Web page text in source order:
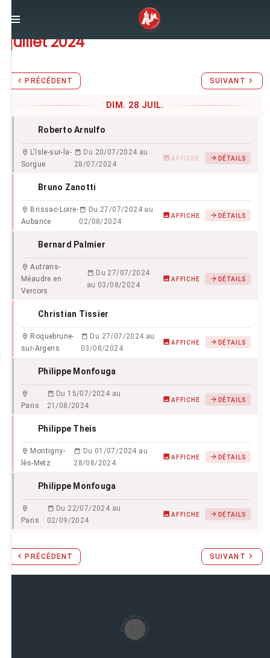
Stages d'Aïkido dudimanche 28
juillet 2024
PRÉCÉDENT SUIVANT
DIM. 28 JUIL.
Roberto Arnulfo
L'Isle-sur-la-
Sorgue
Du 20/07/2024 au
28/07/2024
AFFICHE DÉTAILS
Bruno Zanotti
Brissac-Loire-
Aubance
Du 27/07/2024 au
02/08/2024
AFFICHE DÉTAILS
Bernard Palmier
Autrans-
Méaudre en
Vercors
Du 27/07/2024
au 03/08/2024
AFFICHE DÉTAILS
Christian Tissier
Roquebrune-
sur-Argens
Du 27/07/2024 au
03/08/2024
AFFICHE DÉTAILS
Philippe Monfouga
Paris
Du 15/07/2024 au
21/08/2024
AFFICHE DÉTAILS
Philippe Theis
Montigny-
lès-Metz
Du 01/07/2024 au
28/08/2024
AFFICHE DÉTAILS
Philippe Monfouga
Paris
Du 22/07/2024 au
02/09/2024
AFFICHE DÉTAILS
PRÉCÉDENT SUIVANT